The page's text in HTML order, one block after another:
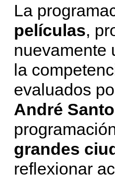
La
películas,
nuevamente
la
evaluados
André
grandes
reflexionar